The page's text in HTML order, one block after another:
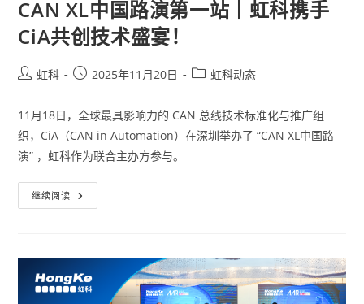
CAN XL中国路演第一站丨虹科携手
CiA共创技术盛宴！
虹科 2025年11月20日 虹科动态
11月18日，全球最具影响力的 CAN 总线技术标准化与推广组
织，CiA（CAN in Automation）在深圳举办了 “CAN XL中国路
演” ，虹科作为联合主办方参与。
继续阅读